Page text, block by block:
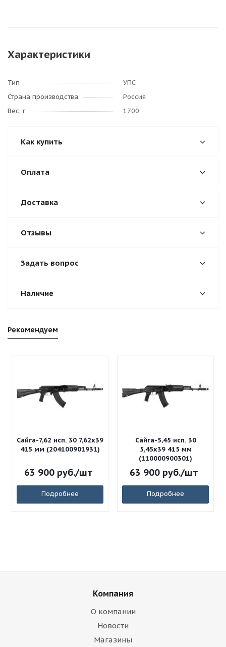
Характеристики
Тип
УПС
Страна производства
Россия
Вес, г
1700
Как купить
Оплата
Доставка
Отзывы
Задать вопрос
Наличие
Рекомендуем
Сайга-7,62 исп. 30 7,62x39
415 мм (204100901931)
63 900руб./шт
Подробнее
Сайга-5,45 исп. 30
5,45x39 415 мм
(110000900301)
63 900руб./шт
Подробнее
Компания
О компании
Новости
Магазины